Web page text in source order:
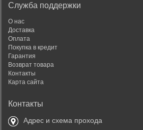
Служба поддержки
О нас
Доставка
Оплата
Покупка в кредит
Гарантия
Возврат товара
Контакты
Карта сайта
Контакты
Адрес и схема прохода